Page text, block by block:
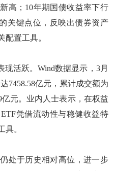
高；10年期国债收益率下行
关键点位，反映出债券资产
配置工具。
活跃。Wind数据显示，3月
7458.58亿元，累计成交额为
元。业内人士表示，在权益
凭借流动性与稳健收益特
具。
于历史相对高位，进一步